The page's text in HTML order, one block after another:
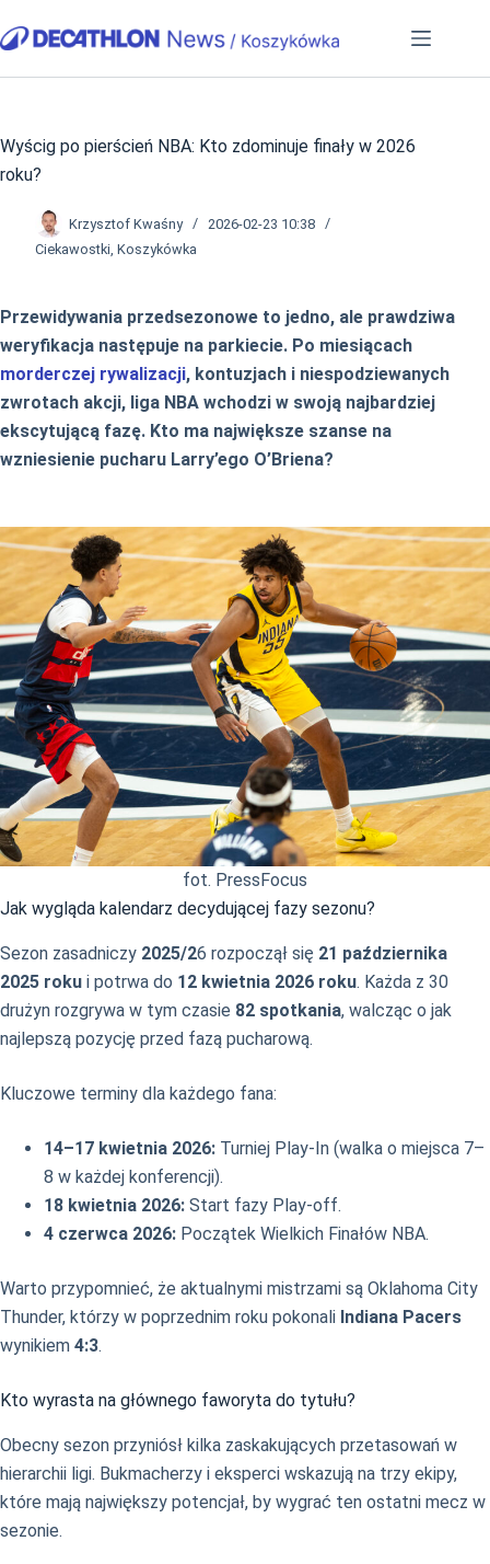
do
Wyścig po pierścień NBA: Kto zdominuje finały w 2026
roku?
Krzysztof Kwaśny
2026-02-23 10:38
Ciekawostki, Koszykówka
Przewidywania przedsezonowe to jedno, ale prawdziwa
weryfikacja następuje na parkiecie. Po miesiącach
morderczej rywalizacji, kontuzjach i niespodziewanych
zwrotach akcji, liga NBA wchodzi w swoją najbardziej
ekscytującą fazę. Kto ma największe szanse na
wzniesienie pucharu Larry’ego O’Briena?
fot. PressFocus
Jak wygląda kalendarz decydującej fazy sezonu?
Sezon zasadniczy 2025/26 rozpoczął się 21 października
2025 roku i potrwa do 12 kwietnia 2026 roku. Każda z 30
drużyn rozgrywa w tym czasie 82 spotkania, walcząc o jak
najlepszą pozycję przed fazą pucharową.
Kluczowe terminy dla każdego fana:
14–17 kwietnia 2026: Turniej Play-In (walka o miejsca 7–
8 w każdej konferencji).
18 kwietnia 2026: Start fazy Play-off.
4 czerwca 2026: Początek Wielkich Finałów NBA.
Warto przypomnieć, że aktualnymi mistrzami są Oklahoma City
Thunder, którzy w poprzednim roku pokonali Indiana Pacers
wynikiem 4:3.
Kto wyrasta na głównego faworyta do tytułu?
Obecny sezon przyniósł kilka zaskakujących przetasowań w
hierarchii ligi. Bukmacherzy i eksperci wskazują na trzy ekipy,
które mają największy potencjał, by wygrać ten ostatni mecz w
sezonie.